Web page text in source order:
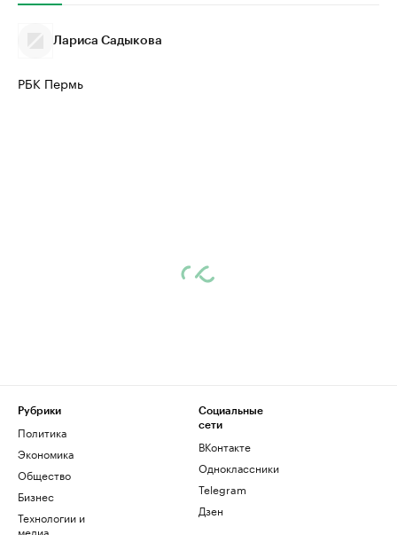
Лариса Садыкова
РБК Пермь
Рубрики
Политика
Экономика
Общество
Бизнес
Технологии и
медиа
Социальные
сети
ВКонтакте
Одноклассники
Telegram
Дзен